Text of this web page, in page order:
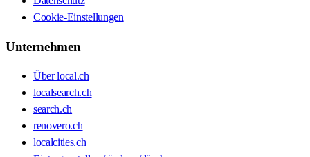
Cookie-Einstellungen
Unternehmen
Über local.ch
localsearch.ch
search.ch
renovero.ch
localcities.ch